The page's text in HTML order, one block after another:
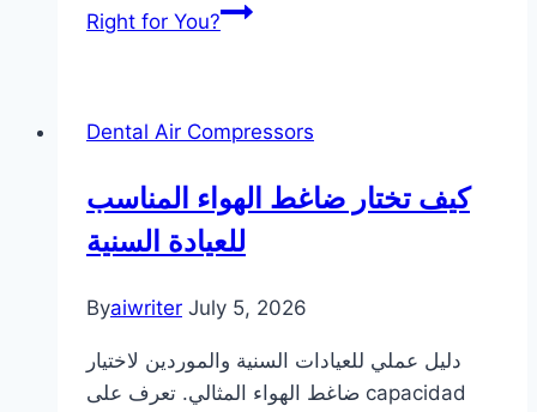
Right for You?
Dental Air Compressors
كيف تختار ضاغط الهواء المناسب
للعيادة السنية
Byaiwriter July 5, 2026
دليل عملي للعيادات السنية والموردين لاختيار
ضاغط الهواء المثالي. تعرف على capacidad